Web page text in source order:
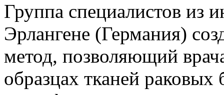
Группа специалистов из
Эрлангене (Германия)
метод, позволяющий
образцах тканей раковых